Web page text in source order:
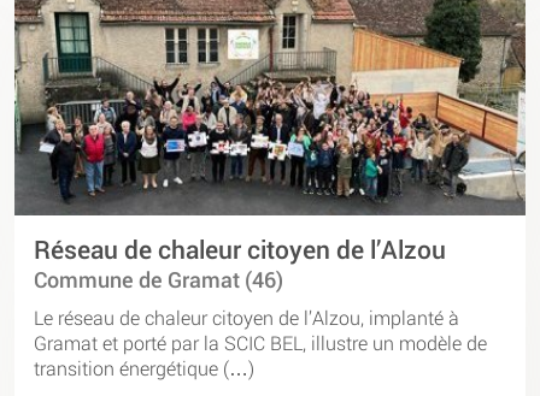
Réseau de chaleur citoyen de l’Alzou
Commune de Gramat (46)
Le réseau de chaleur citoyen de l’Alzou, implanté à
Gramat et porté par la SCIC BEL, illustre un modèle de
transition énergétique (…)